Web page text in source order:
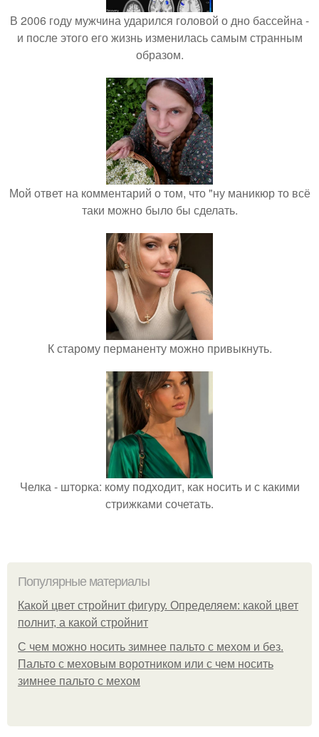
В 2006 году мужчина ударился головой о дно бассейна -
и после этого его жизнь изменилась самым странным
образом.
Мой ответ на комментарий о том, что "ну маникюр то всё
таки можно было бы сделать.
К старому перманенту можно привыкнуть.
Челка - шторка: кому подходит, как носить и с какими
стрижками сочетать.
Популярные материалы
Какой цвет стройнит фигуру. Определяем: какой цвет
полнит, а какой стройнит
C чем можно носить зимнее пальто с мехом и без.
Пальто с меховым воротником или с чем носить
зимнее пальто с мехом